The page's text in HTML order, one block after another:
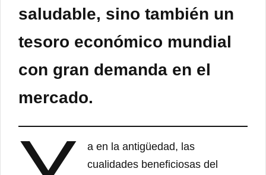
saludable, sino también un
tesoro económico mundial
con gran demanda en el
mercado.
a en la antigüedad, las
cualidades beneficiosas del